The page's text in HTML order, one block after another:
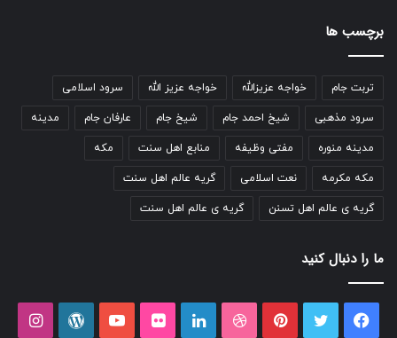
برچسب ها
تربت جام خواجه عزیزالله خواجه عزیز الله سرود اسلامی
سرود مذهبی شیخ احمد جام شیخ جام عارفان جام مدینه
مدینه منوره مفتی وظیفه منابع اهل سنت مکه
مکه مکرمه نعت اسلامی گریه عالم اهل سنت
گریه ی عالم اهل تسنن گریه ی عالم اهل سنت
ما را دنبال کنید
فیسبوک توییتر پینتریست
دریبببل لینکداین تصاویر یوتیوب وردپرس